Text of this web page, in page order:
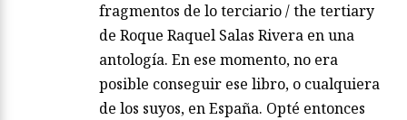
fragmentos de lo terciario / the tertiary
de Roque Raquel Salas Rivera en una
antología. En ese momento, no era
posible conseguir ese libro, o cualquiera
de los suyos, en España. Opté entonces